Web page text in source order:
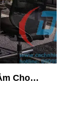
Giải Pháp Cách Âm Và Tiêu Âm Cho Phòng Họp